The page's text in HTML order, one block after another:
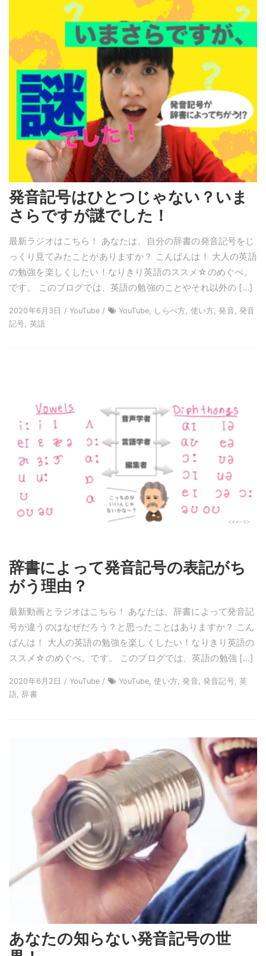
発音記号はひとつじゃない？いま
さらですが謎でした！
最新ラジオはこちら！ あなたは、自分の辞書の発音記号をじ
っくり見てみたことがありますか？ こんばんは！ 大人の英語
の勉強を楽しくしたい！なりきり英語のススメ☆のめぐぺ。
です。 このブログでは、英語の勉強のことやそれ以外の […]
2020年6月3日 / YouTube /
YouTube, しらべ方, 使い方, 発音, 発音
記号, 英語
辞書によって発音記号の表記がち
がう理由？
最新動画とラジオはこちら！ あなたは、辞書によって発音記
号が違うのはなぜだろう？と思ったことはありますか？ こん
ばんは！ 大人の英語の勉強を楽しくしたい！なりきり英語の
ススメ☆のめぐぺ。です。 このブログでは、英語の勉強 […]
2020年6月2日 / YouTube /
YouTube, 使い方, 発音, 発音記号, 英
語, 辞書
あなたの知らない発音記号の世